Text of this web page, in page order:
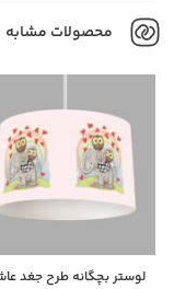
محصولات مشابه
لوستر بچگانه طرح جغد